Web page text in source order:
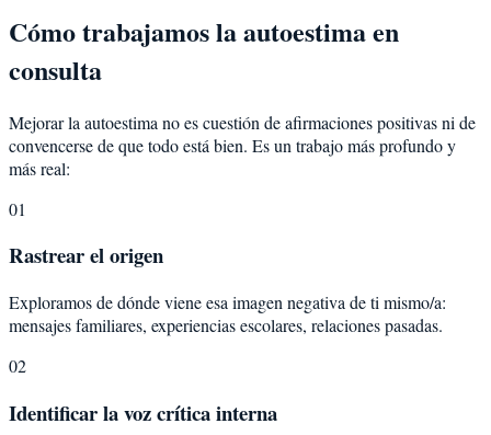
Cómo trabajamos la autoestima en
consulta
Mejorar la autoestima no es cuestión de afirmaciones positivas ni de
convencerse de que todo está bien. Es un trabajo más profundo y
más real:
01
Rastrear el origen
Exploramos de dónde viene esa imagen negativa de ti mismo/a:
mensajes familiares, experiencias escolares, relaciones pasadas.
02
Identificar la voz crítica interna